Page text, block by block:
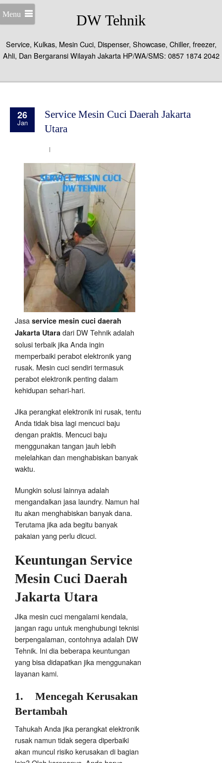
Menu DW Tehnik
Service, Kulkas, Mesin Cuci, Dispenser, Showcase, Chiller, freezer,
Ahli, Dan Bergaransi Wilayah Jakarta HP/WA/SMS: 0857 1874 2042
26
Jan
Service Mesin Cuci Daerah Jakarta
Utara
Jasa service mesin cuci daerah
Jakarta Utara dari DW Tehnik adalah
solusi terbaik jika Anda ingin
memperbaiki perabot elektronik yang
rusak. Mesin cuci sendiri termasuk
perabot elektronik penting dalam
kehidupan sehari-hari.
Jika perangkat elektronik ini rusak, tentu
Anda tidak bisa lagi mencuci baju
dengan praktis. Mencuci baju
menggunakan tangan jauh lebih
melelahkan dan menghabiskan banyak
waktu.
Mungkin solusi lainnya adalah
mengandalkan jasa laundry. Namun hal
itu akan menghabiskan banyak dana.
Terutama jika ada begitu banyak
pakaian yang perlu dicuci.
Keuntungan Service
Mesin Cuci Daerah
Jakarta Utara
Jika mesin cuci mengalami kendala,
jangan ragu untuk menghubungi teknisi
berpengalaman, contohnya adalah DW
Tehnik. Ini dia beberapa keuntungan
yang bisa didapatkan jika menggunakan
layanan kami.
1. Mencegah Kerusakan
Bertambah
Tahukah Anda jika perangkat elektronik
rusak namun tidak segera diperbaiki
akan muncul risiko kerusakan di bagian